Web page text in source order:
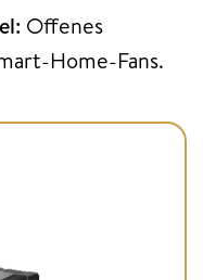
Offenes
Home-Fans.